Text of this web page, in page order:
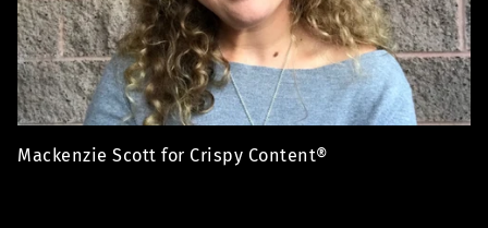
Mackenzie Scott for Crispy Content®